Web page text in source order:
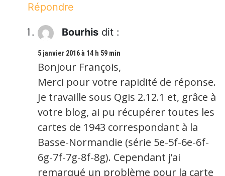
Répondre
Bourhis dit :
5 janvier 2016 à 14 h 59 min
Bonjour François,
Merci pour votre rapidité de réponse.
Je travaille sous Qgis 2.12.1 et, grâce à
votre blog, ai pu récupérer toutes les
cartes de 1943 correspondant à la
Basse-Normandie (série 5e-5f-6e-6f-
6g-7f-7g-8f-8g). Cependant j’ai
remarqué un problème pour la carte